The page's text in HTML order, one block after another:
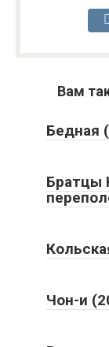
Вам
Бедная
Братцы
Чон-и